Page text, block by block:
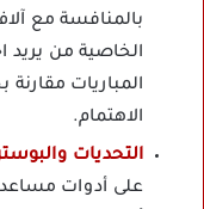
بالمنافسة مع
الخاصية من يريد
المباريات
الاهتمام.
التحديات